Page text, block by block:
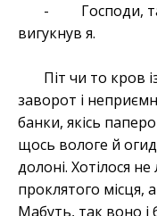
- Господи, та
вигукнув я.
Піт чи то кров
заворот і
банки, якісь
щось вологе й
долоні. Хотілося
проклятого місця,
Мабуть, так воно і